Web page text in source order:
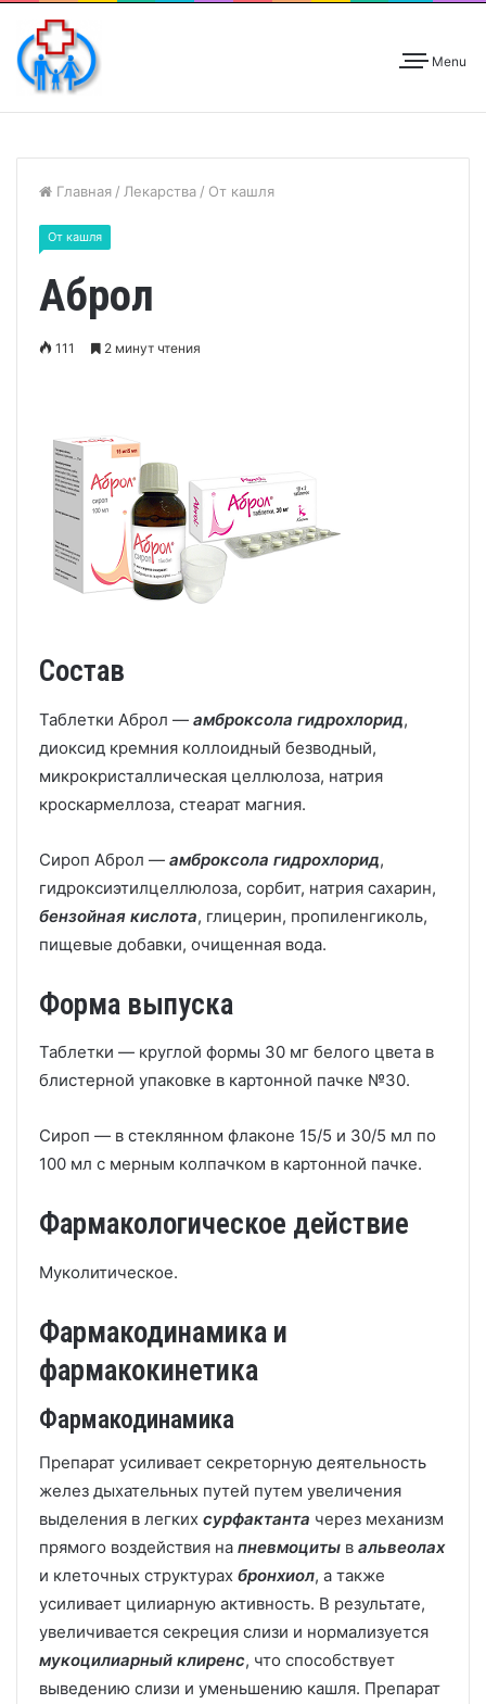
Menu
Главная / Лекарства / От кашля
От кашля
Аброл
111 2 минут чтения
Состав
Таблетки Аброл — амброксола гидрохлорид,
диоксид кремния коллоидный безводный,
микрокристаллическая целлюлоза, натрия
кроскармеллоза, стеарат магния.
Сироп Аброл — амброксола гидрохлорид,
гидроксиэтилцеллюлоза, сорбит, натрия сахарин,
бензойная кислота, глицерин, пропиленгиколь,
пищевые добавки, очищенная вода.
Форма выпуска
Таблетки — круглой формы 30 мг белого цвета в
блистерной упаковке в картонной пачке №30.
Сироп — в стеклянном флаконе 15/5 и 30/5 мл по
100 мл с мерным колпачком в картонной пачке.
Фармакологическое действие
Муколитическое.
Фармакодинамика и
фармакокинетика
Фармакодинамика
Препарат усиливает секреторную деятельность
желез дыхательных путей путем увеличения
выделения в легких сурфактанта через механизм
прямого воздействия на пневмоциты в альвеолах
и клеточных структурах бронхиол, а также
усиливает цилиарную активность. В результате,
увеличивается секреция слизи и нормализуется
мукоцилиарный клиренс, что способствует
выведению слизи и уменьшению кашля. Препарат